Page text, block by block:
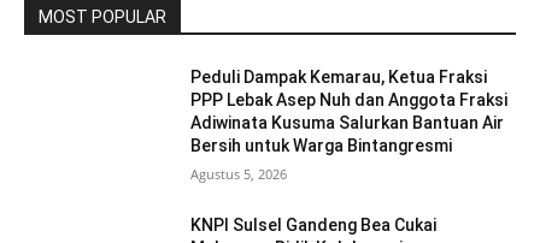
MOST POPULAR
Peduli Dampak Kemarau, Ketua Fraksi
PPP Lebak Asep Nuh dan Anggota Fraksi
Adiwinata Kusuma Salurkan Bantuan Air
Bersih untuk Warga Bintangresmi
Agustus 5, 2026
KNPI Sulsel Gandeng Bea Cukai